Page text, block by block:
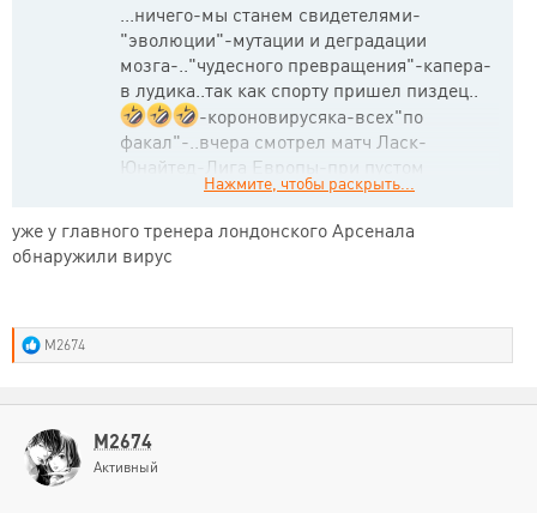
...ничего-мы станем свидетелями-
"эволюции"-мутации и деградации
мозга-.."чудесного превращения"-капера-
в лудика..так как спорту пришел пиздец..
-короновирусяка-всех"по
факал"-..вчера смотрел матч Ласк-
Юнайтед-Лига Европы-при пустом
стадионе..так вот "по словам
"вирусяка"-у футболистов
Европы..Наконец то наши футболеры будут
Коварство-генной инженерии наконец
Нажмите, чтобы раскрыть...
уже у главного тренера лондонского Арсенала
обнаружили вирус
Р
е
и
и
:
M2674
M2674
Активный